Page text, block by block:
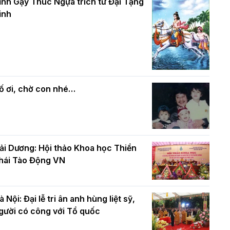
mừng Đại lễ Phật đản PL.2570 –
mùa Phật đản PL.2570
Phật giáo chính tín Phần 7: Luật nhân
quả
ơi, chờ con nhé…
Dương: Hội thảo Khoa học Thiền
Tào Động VN
Nội: Đại lễ tri ân anh hùng liệt sỹ,
có công với Tổ quốc